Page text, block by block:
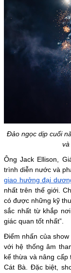
Đảo ngọc dịp cuối
và
Ông Jack Ellison,
trình diễn nước và
giao hưởng đại
nhất trên thế giới.
có được những kỹ
sắc nhất từ khắp
giác quan tốt nhất”.
Điểm nhấn của
với hệ thống âm
kế thừa và nâng cấp
Cát Bà. Đặc biệt,